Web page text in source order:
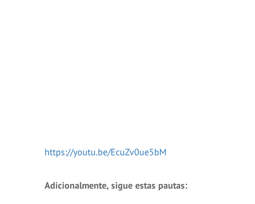
https://youtu.be/EcuZv0ue5bM
Adicionalmente, sigue estas pautas: